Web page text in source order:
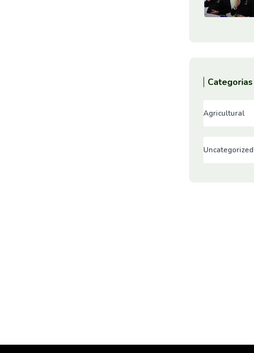
Categorias
Agricultural
Uncategorized